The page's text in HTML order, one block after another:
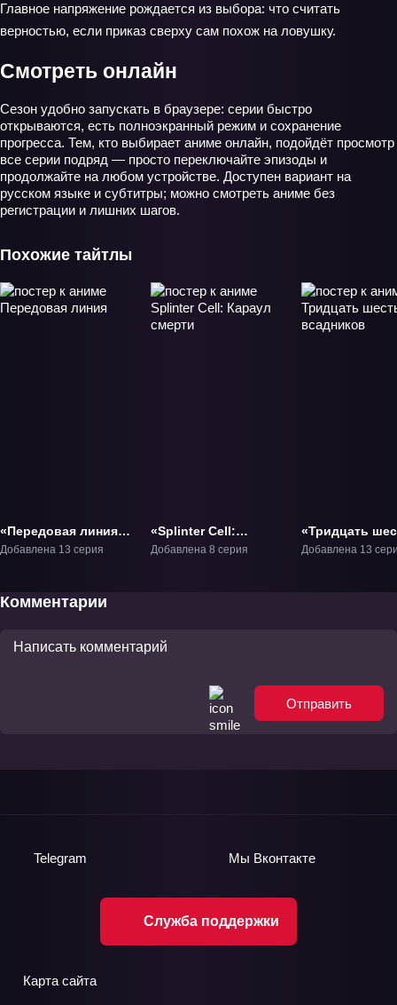
Главное напряжение рождается из выбора: что считать
верностью, если приказ сверху сам похож на ловушку.
Смотреть онлайн
Сезон удобно запускать в браузере: серии быстро
открываются, есть полноэкранный режим и сохранение
прогресса. Тем, кто выбирает аниме онлайн, подойдёт просмотр
все серии подряд — просто переключайте эпизоды и
продолжайте на любом устройстве. Доступен вариант на
русском языке и субтитры; можно смотреть аниме без
регистрации и лишних шагов.
Похожие тайтлы
«Передовая линия»
ТВ-1
Добавлена 13 серия
«Splinter Cell:
Караул смерти» ТВ-1
Добавлена 8 серия
«Тридцать
всадников»
Добавлена 13
Комментарии
Отправить
Служба поддержки
Telegram Мы Вконтакте
Карта сайта